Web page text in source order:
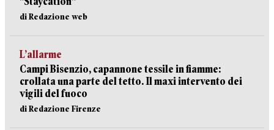
di Redazione web
L’allarme
Campi Bisenzio, capannone tessile in fiamme:
crollata una parte del tetto. Il maxi intervento dei
vigili del fuoco
di Redazione Firenze